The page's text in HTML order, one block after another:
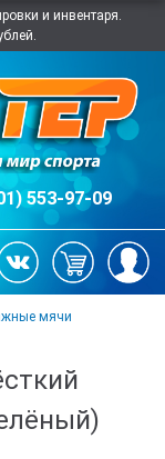
и инвентаря.
553-97-09
мячи